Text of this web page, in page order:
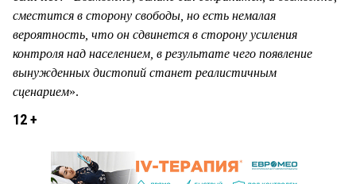
сместится в сторону свободы, но есть немалая
вероятность, что он сдвинется в сторону усиления
контроля над населением, в результате чего появление
вынужденных дистопий станет реалистичным
сценарием».
12 +